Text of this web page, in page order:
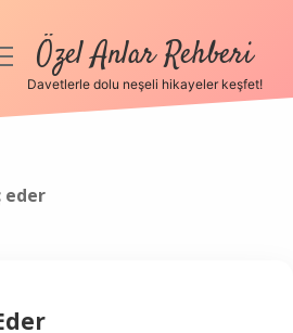
Özel Anlar Rehberi
Davetlerle dolu neşeli hikayeler keşfet!
eder